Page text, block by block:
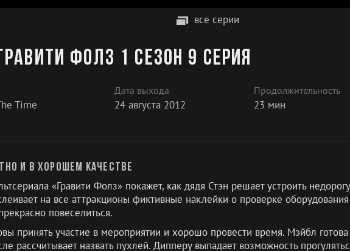
все серии
Фолз 1 сезон 9 серия
Time
Дата выхода
24 августа 2012
Продолжительность
23 мин
и в хорошем качестве
«Гравити Фолз» покажет, как дядя Стэн решает устроить
на все аттракционы фиктивные наклейки о проверке оборудования
повеселиться.
принять участие в мероприятии и хорошо провести время. Мэйбл готова
рассчитывает назвать пухлей. Дипперу выпадает возможность